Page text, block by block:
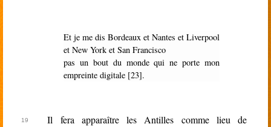
Et je me dis Bordeaux et Nantes et Liverpool
et New York et San Francisco
pas un bout du monde qui ne porte mon
empreinte digitale [23].
Il fera apparaître les Antilles comme lieu de